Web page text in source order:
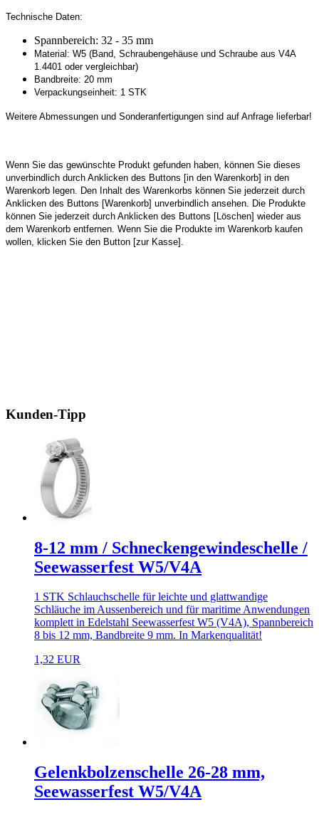
Technische Daten:
Spannbereich: 32 - 35 mm
Material: W5 (Band, Schraubengehäuse und Schraube aus V4A
1.4401 oder vergleichbar)
Bandbreite: 20 mm
Verpackungseinheit: 1 STK
Weitere Abmessungen und Sonderanfertigungen sind auf Anfrage lieferbar!
Wenn Sie das gewünschte Produkt gefunden haben, können Sie dieses
unverbindlich durch Anklicken des Buttons [in den Warenkorb] in den
Warenkorb legen. Den Inhalt des Warenkorbs können Sie jederzeit durch
Anklicken des Buttons [Warenkorb] unverbindlich ansehen. Die Produkte
können Sie jederzeit durch Anklicken des Buttons [Löschen] wieder aus
dem Warenkorb entfernen. Wenn Sie die Produkte im Warenkorb kaufen
wollen, klicken Sie den Button [zur Kasse].
Kunden-Tipp
8-12 mm / Schneckengewindeschelle /
Seewasserfest W5/V4A
1 STK Schlauchschelle für leichte und glattwandige
Schläuche im Aussenbereich und für maritime Anwendungen
komplett in Edelstahl Seewasserfest W5 (V4A), Spannbereich
8 bis 12 mm, Bandbreite 9 mm. In Markenqualität!
1,32 EUR
Gelenkbolzenschelle 26-28 mm,
Seewasserfest W5/V4A